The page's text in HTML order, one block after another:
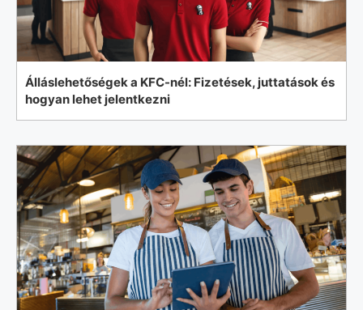
Álláslehetőségek a KFC-nél: Fizetések, juttatások és
hogyan lehet jelentkezni